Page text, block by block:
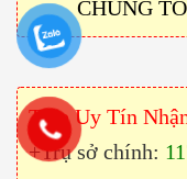
CHÚNG
Trao Uy Tín
+Trụ sở chính: